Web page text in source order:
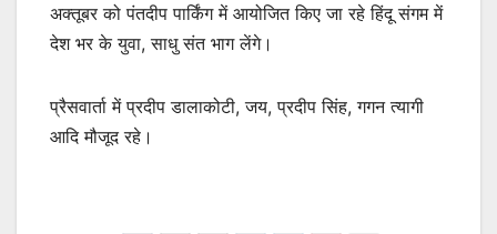
अक्तूबर को पंतदीप पार्किंग में आयोजित किए जा रहे हिंदू संगम में
देश भर के युवा, साधु संत भाग लेंगे।
प्रैसवार्ता में प्रदीप डालाकोटी, जय, प्रदीप सिंह, गगन त्यागी
आदि मौजूद रहे।